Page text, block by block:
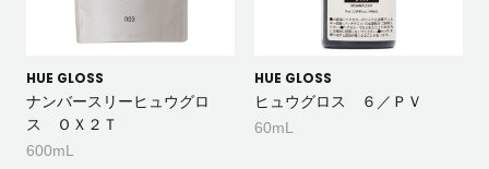
HUE GLOSS
ナンバースリーヒュウグロ
ス ＯＸ２Ｔ
600mL
HUE GLOSS
ヒュウグロス ６／ＰＶ
60mL